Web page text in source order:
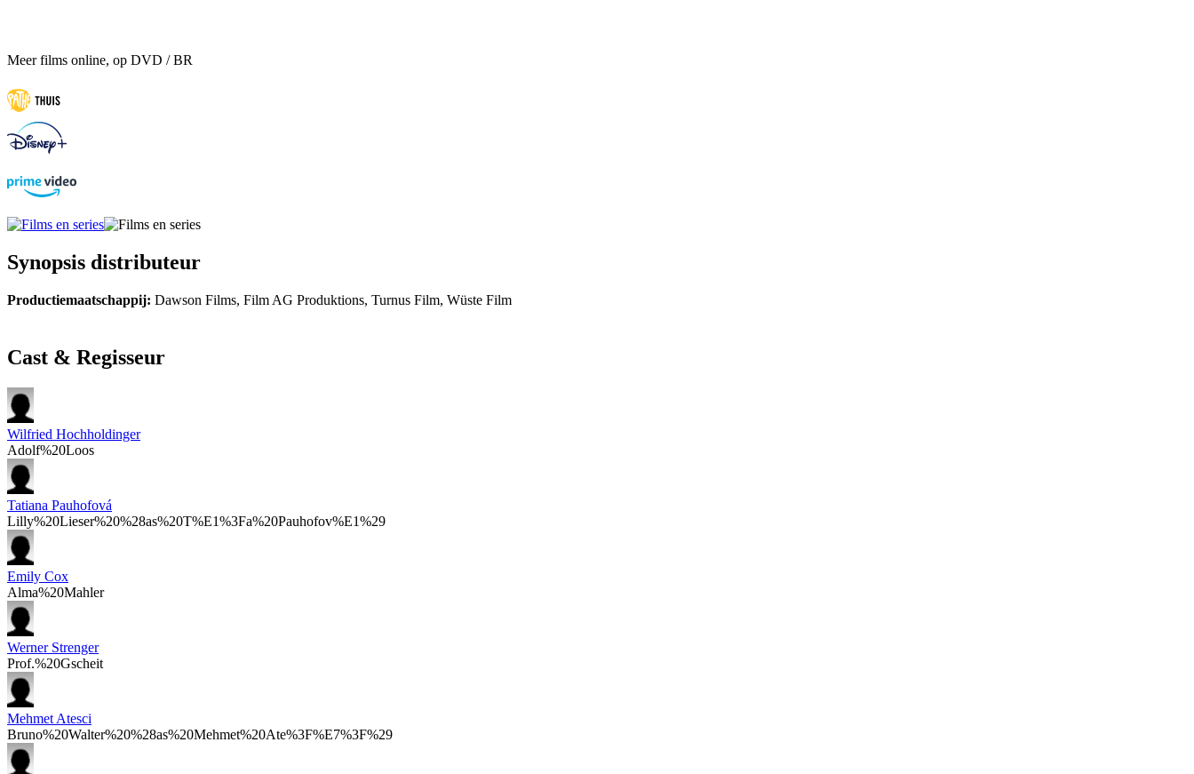
Meer films online, op DVD / BR
Synopsis distributeur
Productiemaatschappij: Dawson Films, Film AG Produktions, Turnus Film, Wüste Film
Cast & Regisseur
Wilfried Hochholdinger
Adolf%20Loos
Tatiana Pauhofová
Lilly%20Lieser%20%28as%20T%E1%3Fa%20Pauhofov%E1%29
Emily Cox
Alma%20Mahler
Werner Strenger
Prof.%20Gscheit
Mehmet Atesci
Bruno%20Walter%20%28as%20Mehmet%20Ate%3F%E7%3F%29